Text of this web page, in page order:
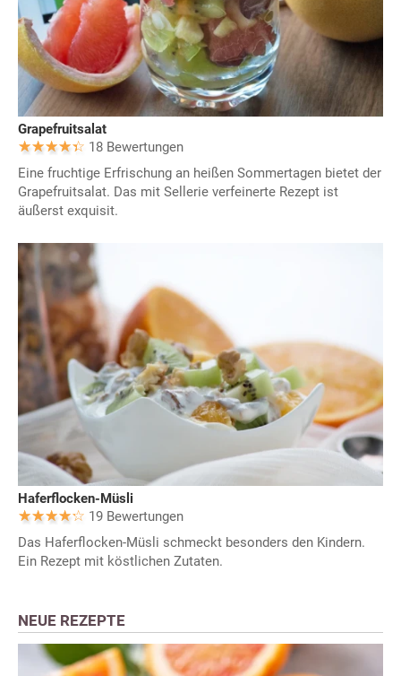
Grapefruitsalat
18 Bewertungen
Eine fruchtige Erfrischung an heißen Sommertagen bietet der
Grapefruitsalat. Das mit Sellerie verfeinerte Rezept ist
äußerst exquisit.
Haferflocken-Müsli
19 Bewertungen
Das Haferflocken-Müsli schmeckt besonders den Kindern.
Ein Rezept mit köstlichen Zutaten.
NEUE REZEPTE